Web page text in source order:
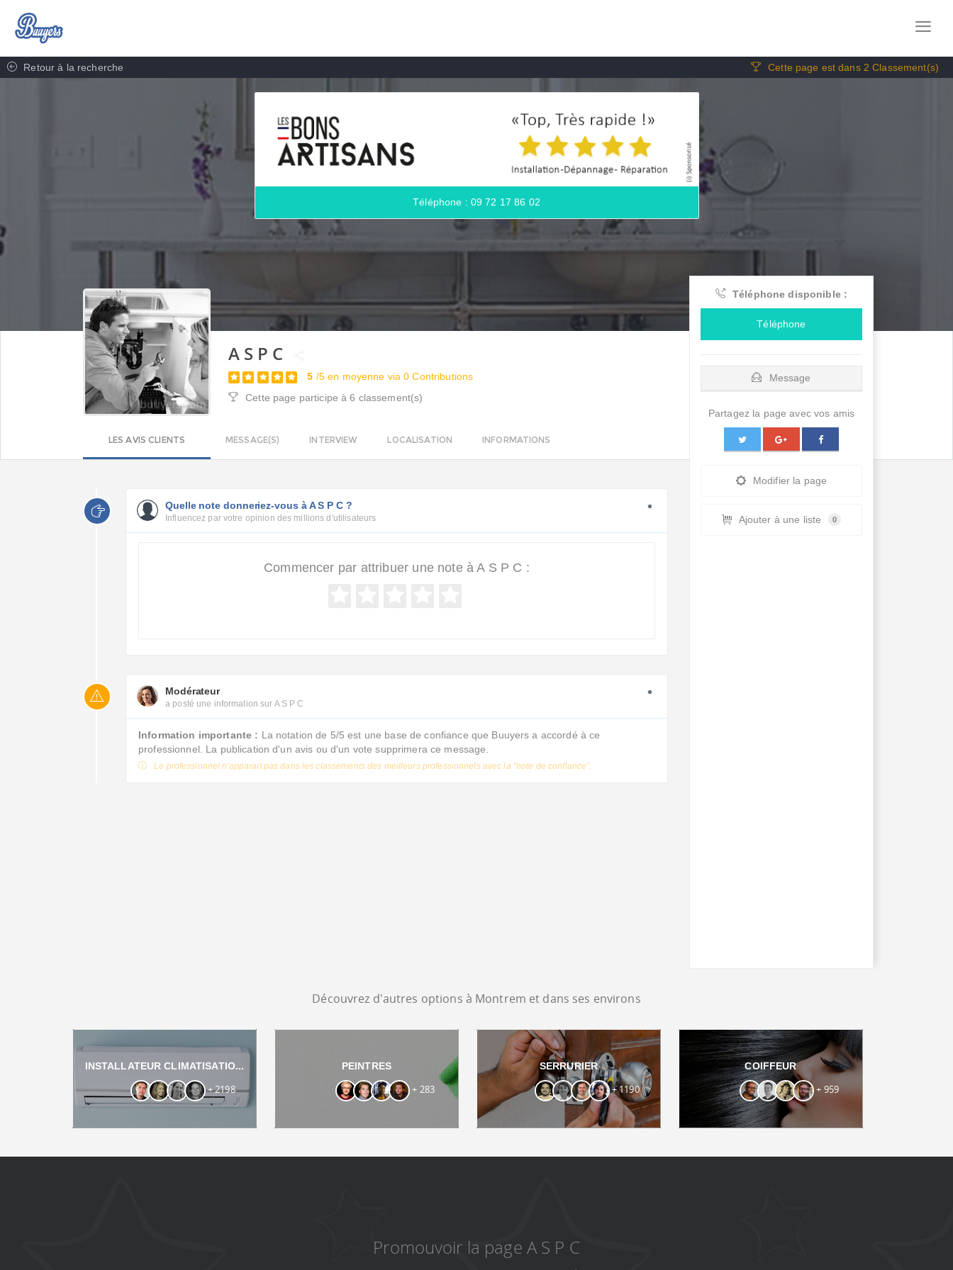
Retour à la recherche Cette page est dans 2 Classement(s)
Téléphone : 09 72 17 86 02
A S P C
5 /5 en moyenne via 0 Contributions
Cette page participe à 6 classement(s)
LES AVIS CLIENTS MESSAGE(S) INTERVIEW LOCALISATION INFORMATIONS
Quelle note donneriez-vous à A S P C ?
Influencez par votre opinion des millions d'utilisateurs
Commencer par attribuer une note à A S P C :
Modérateur
a posté une information sur A S P C
Information importante : La notation de 5/5 est une base de confiance que Buuyers a accordé à ce
professionnel. La publication d'un avis ou d'un vote supprimera ce message.
Le professionnel n'apparait pas dans les classements des meilleurs professionnels avec la "note de confiance".
Téléphone disponible :
Téléphone
Message
Partagez la page avec vos amis
Modifier la page
Ajouter à une liste 0
Découvrez d'autres options à Montrem et dans ses environs
INSTALLATEUR CLIMATISATIO...
+ 2198
PEINTRES
+ 283
SERRURIER
+ 1190
COIFFEUR
+ 959
Promouvoir la page A S P C